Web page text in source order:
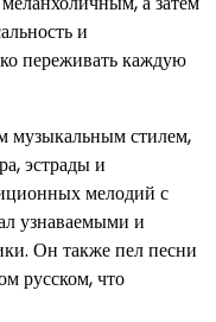
и
переживать каждую
музыкальным стилем,
эстрады и
мелодий с
узнаваемыми и
Он также пел песни
русском, что